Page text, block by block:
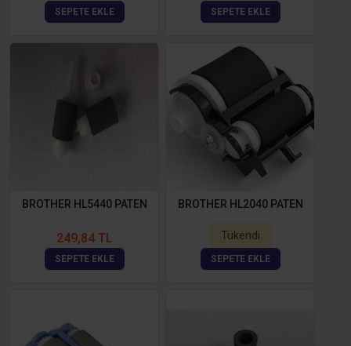
SEPETE EKLE SEPETE EKLE
BROTHER HL5440 PATEN
249,84 TL
SEPETE EKLE
BROTHER HL2040 PATEN
Tükendi
SEPETE EKLE